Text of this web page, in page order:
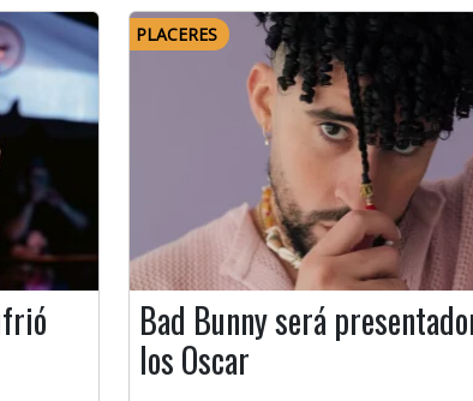
PLACERES
Bad Bunny será
los Oscar